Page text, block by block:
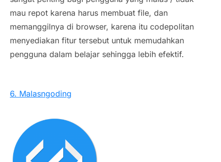
mau repot karena harus membuat file, dan
memanggilnya di browser, karena itu codepolitan
menyediakan fitur tersebut untuk memudahkan
pengguna dalam belajar sehingga lebih efektif.
6. Malasngoding